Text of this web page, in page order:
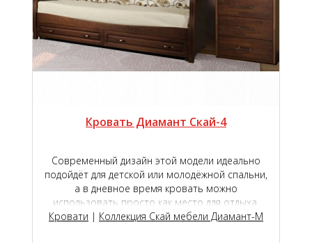
Кровать Диамант Скай-4
Современный дизайн этой модели идеально
подойдёт для детской или молодёжной спальни,
а в дневное время кровать можно
использовать просто как место для отдыха,
дополнив её подушками для обеспечения
Кровати | Коллекция Скай мебели Диамант-М